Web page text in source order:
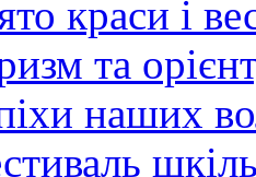
краси і
та
наших